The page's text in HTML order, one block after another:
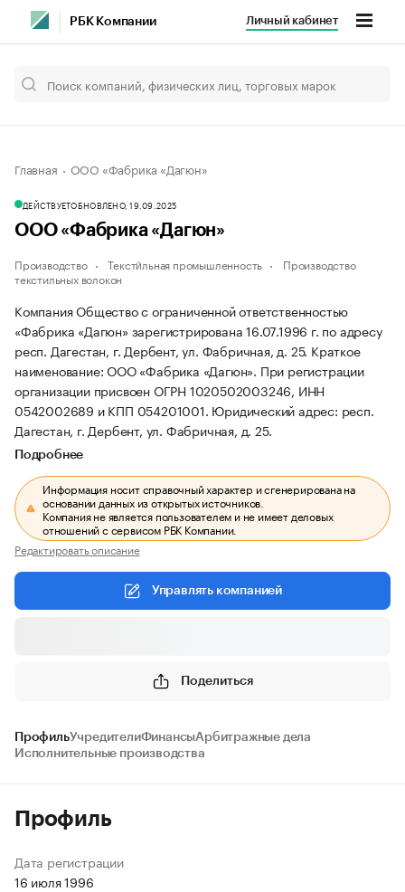
РБК Компании Личный кабинет
Главная ООО «Фабрика «Дагюн»
ДЕЙСТВУЕТОБНОВЛЕНО, 19.09.2025
ООО «Фабрика «Дагюн»
Производство Тексти́льная промышленность
Производство
текстильных волокон
Компания Общество с ограниченной ответственностью
«Фабрика «Дагюн» зарегистрирована 16.07.1996 г. по адресу
респ. Дагестан, г. Дербент, ул. Фабричная, д. 25. Краткое
наименование: ООО «Фабрика «Дагюн». При регистрации
организации присвоен ОГРН 1020502003246, ИНН
0542002689 и КПП 054201001. Юридический адрес: респ.
Дагестан, г. Дербент, ул. Фабричная, д. 25.
Подробнее
Информация носит справочный характер и сгенерирована на
основании данных из открытых источников.
Компания не является пользователем и не имеет деловых
отношений с сервисом РБК Компании.
Редактировать описание
Управлять компанией
Поделиться
ПрофильУчредителиФинансыАрбитражные дела
Исполнительные производства
Профиль
Дата регистрации
16 июля 1996